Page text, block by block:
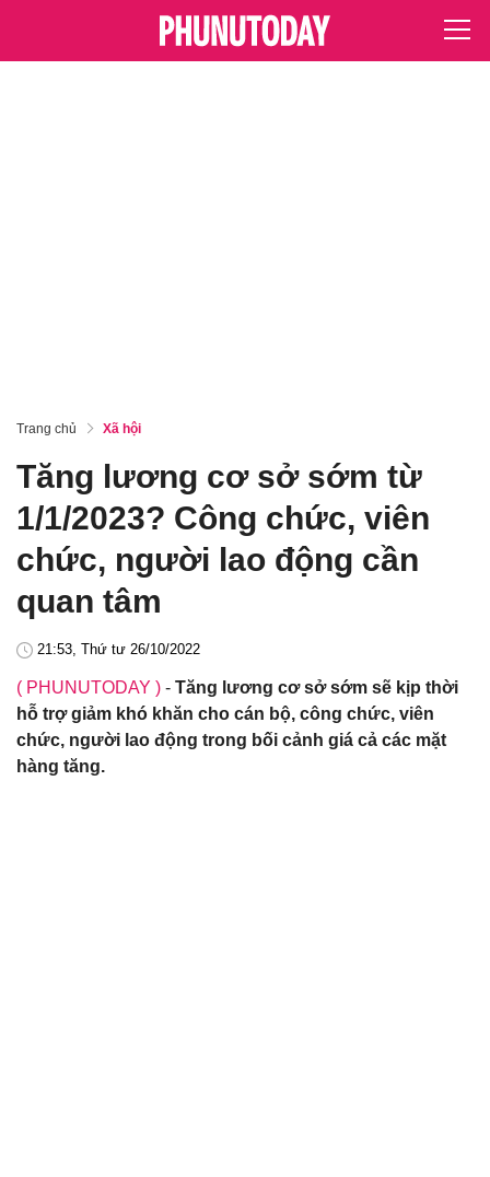
Trang chủ Xã hội
Tăng lương cơ sở sớm từ
1/1/2023? Công chức, viên
chức, người lao động cần
quan tâm
21:53, Thứ tư 26/10/2022
( PHUNUTODAY ) - Tăng lương cơ sở sớm sẽ kịp thời
hỗ trợ giảm khó khăn cho cán bộ, công chức, viên
chức, người lao động trong bối cảnh giá cả các mặt
hàng tăng.